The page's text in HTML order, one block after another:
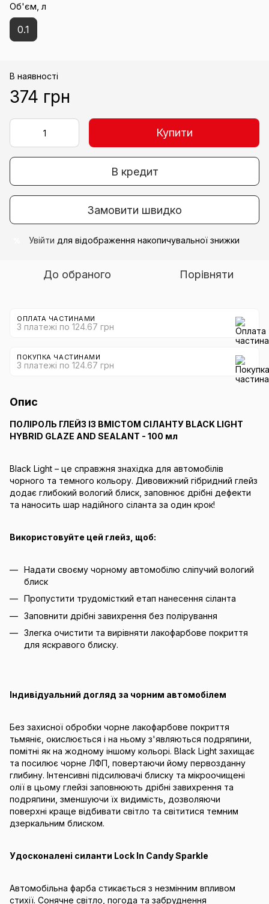
Об'єм, л
0.1
В наявності
374 грн
Купити
В кредит
Замовити швидко
Увійти для відображення накопичувальної знижки
До обраного Порівняти
ОПЛАТА ЧАСТИНАМИ
3 платежі по 124.67 грн
ПОКУПКА ЧАСТИНАМИ
3 платежі по 124.67 грн
Опис
ПОЛІРОЛЬ ГЛЕЙЗ ІЗ ВМІСТОМ СІЛАНТУ BLACK LIGHT
HYBRID GLAZE AND SEALANT - 100 мл
Black Light – це справжня знахідка для автомобілів
чорного та темного кольору. Дивовижний гібридний глейз
додає глибокий вологий блиск, заповнює дрібні дефекти
та наносить шар надійного сіланта за один крок!
Використовуйте цей глейз, щоб:
Надати своєму чорному автомобілю сліпучий вологий
блиск
Пропустити трудомісткий етап нанесення сіланта
Заповнити дрібні завихрення без полірування
Злегка очистити та вирівняти лакофарбове покриття
для яскравого блиску.
Індивідуальний догляд за чорним автомобілем
Без захисної обробки чорне лакофарбове покриття
тьмяніє, окислюється і на ньому з'являються подряпини,
помітні як на жодному іншому кольорі. Black Light захищає
та посилює чорне ЛФП, повертаючи йому первозданну
глибину. Інтенсивні підсилювачі блиску та мікроочищені
олії в цьому глейзі заповнюють дрібні завихрення та
подряпини, зменшуючи їх видимість, дозволяючи
поверхні краще відбивати світло та світитися темним
дзеркальним блиском.
Удосконалені силанти Lock In Candy Sparkle
Автомобільна фарба стикається з незмінним впливом
стихії. Сонячне світло, погода та забруднення